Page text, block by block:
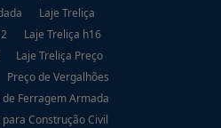
Laje Treliça
Laje Treliça h16
Laje Treliça Preço
Preço de Vergalhões
Ferragem Armada
Construção Civil